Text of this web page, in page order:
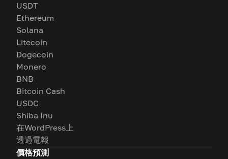
USDT
Ethereum
Solana
Litecoin
Dogecoin
Monero
BNB
Bitcoin Cash
USDC
Shiba Inu
在WordPress上
透過電報
價格預測